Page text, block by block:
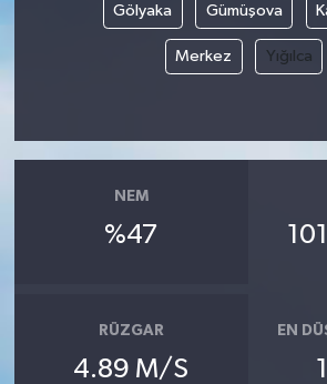
Gölyaka Gümüşova
Merkez Yığılca
NEM
%47
RÜZGAR
4.89 M/S
EN